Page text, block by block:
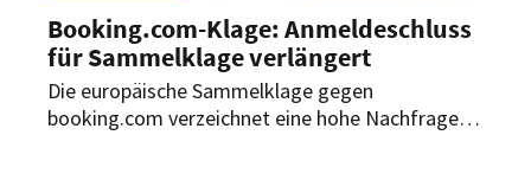
Booking.com-Klage: Anmeldeschluss
für Sammelklage verlängert
Die europäische Sammelklage gegen
booking.com verzeichnet eine hohe Nachfrage.